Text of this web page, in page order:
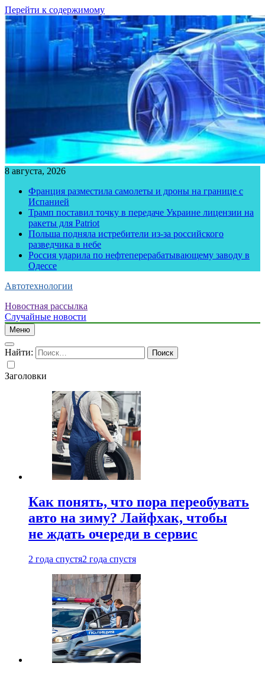
Перейти к содержимому
8 августа, 2026
Франция разместила самолеты и дроны на границе с
Испанией
Трамп поставил точку в передаче Украине лицензии на
ракеты для Patriot
Польша подняла истребители из-за российского
разведчика в небе
Россия ударила по нефтеперерабатывающему заводу в
Одессе
Автотехнологии
Новостная рассылка
Случайные новости
Меню
Найти:
Заголовки
Как понять, что пора переобувать
авто на зиму? Лайфхак, чтобы
не ждать очереди в сервис
2 года спустя2 года спустя